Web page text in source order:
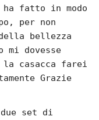
fatto in modo
per non
bellezza
mi dovesse
la casacca farei
Grazie
set di